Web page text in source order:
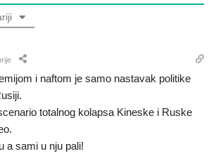
i naftom je samo nastavak politike
totalnog kolapsa Kineske i Ruske
a sami u nju pali!